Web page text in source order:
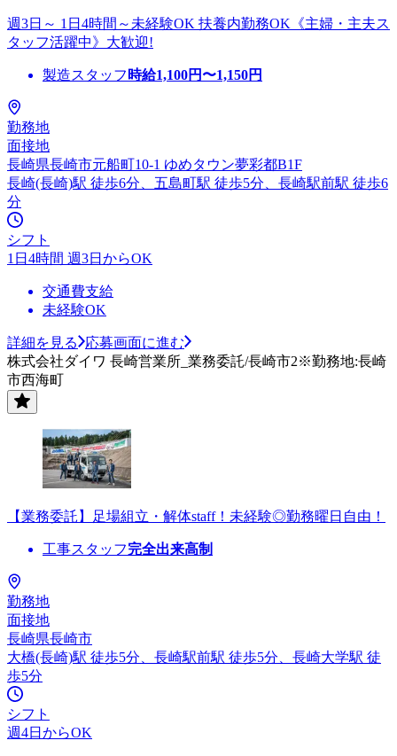
週3日～ 1日4時間～未経験OK 扶養内勤務OK《主婦・主夫ス
タッフ活躍中》大歓迎!
製造スタッフ 時給1,100円〜1,150円
勤務地
面接地
長崎県長崎市元船町10-1 ゆめタウン夢彩都B1F
長崎(長崎)駅 徒歩6分、五島町駅 徒歩5分、長崎駅前駅 徒歩6
分
シフト
1日4時間 週3日からOK
交通費支給
未経験OK
詳細を見る
応募画面に進む
株式会社ダイワ 長崎営業所_業務委託/長崎市2※勤務地:長崎
市西海町
【業務委託】足場組立・解体staff！未経験◎勤務曜日自由！
工事スタッフ完全出来高制
勤務地
面接地
長崎県長崎市
大橋(長崎)駅 徒歩5分、長崎駅前駅 徒歩5分、長崎大学駅 徒
歩5分
シフト
週4日からOK